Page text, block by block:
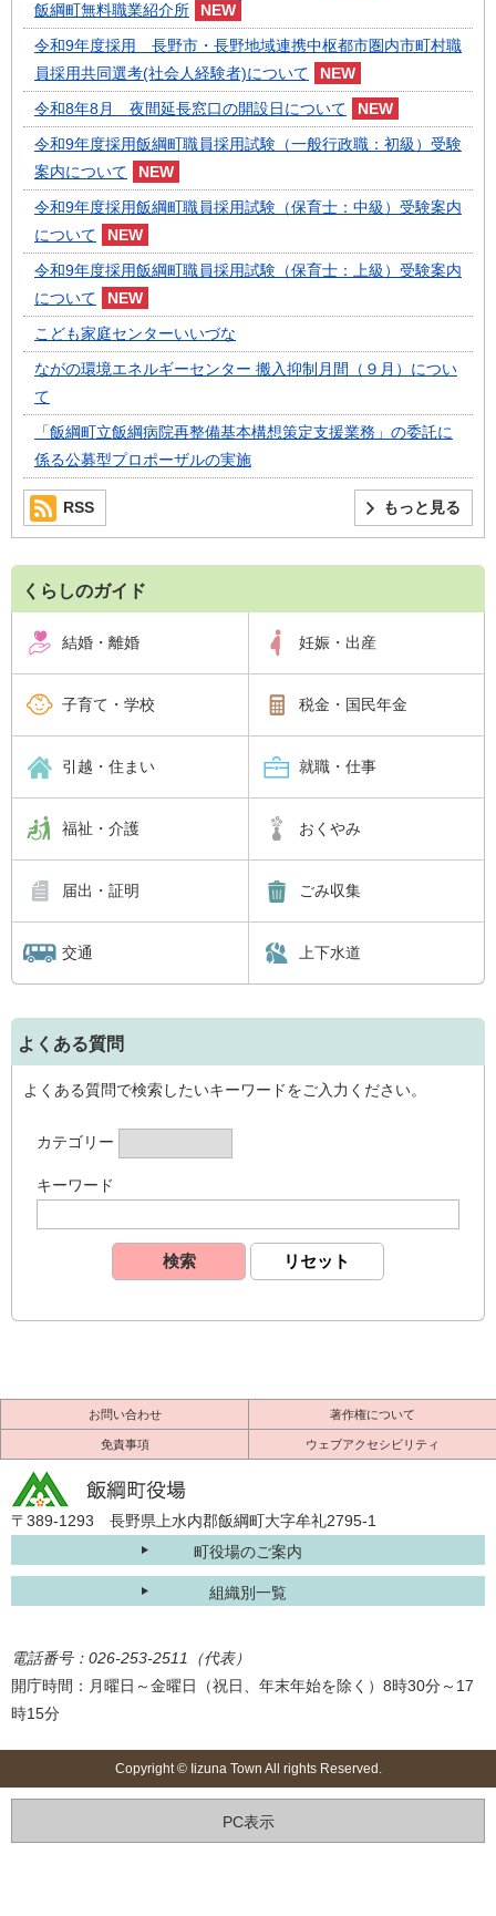
飯綱町無料職業紹介所
令和9年度採用 長野市・長野地域連携中枢都市圏内市町村職
員採用共同選考(社会人経験者)について
令和8年8月 夜間延長窓口の開設日について
令和9年度採用飯綱町職員採用試験（一般行政職：初級）受験
案内について
令和9年度採用飯綱町職員採用試験（保育士：中級）受験案内
について
令和9年度採用飯綱町職員採用試験（保育士：上級）受験案内
について
こども家庭センターいいづな
ながの環境エネルギーセンター 搬入抑制月間（９月）につい
て
「飯綱町立飯綱病院再整備基本構想策定支援業務」の委託に
係る公募型プロポーザルの実施
もっと見る
RSS
くらしのガイド
結婚・離婚 妊娠・出産
子育て・学校 税金・国民年金
引越・住まい 就職・仕事
福祉・介護 おくやみ
届出・証明 ごみ収集
交通 上下水道
よくある質問
よくある質問で検索したいキーワードをご入力ください。
カテゴリー
キーワード
お問い合わせ 著作権について
免責事項 ウェブアクセシビリティ
〒389-1293 長野県上水内郡飯綱町大字牟礼2795-1
町役場のご案内
組織別一覧
電話番号：026-253-2511（代表）
開庁時間：月曜日～金曜日（祝日、年末年始を除く）8時30分～17
時15分
Copyright © Iizuna Town All rights Reserved.
PC表示